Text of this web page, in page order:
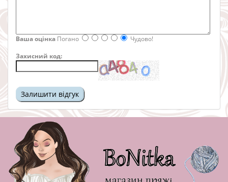
Ваша оцінка Погано
Чудово!
Захисний код: